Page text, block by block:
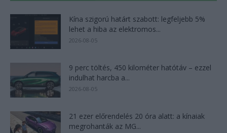
Kína szigorú határt szabott: legfeljebb 5%
lehet a hiba az elektromos...
2026-08-05
9 perc töltés, 450 kilométer hatótáv – ezzel
indulhat harcba a...
2026-08-05
21 ezer előrendelés 20 óra alatt: a kínaiak
megrohanták az MG...